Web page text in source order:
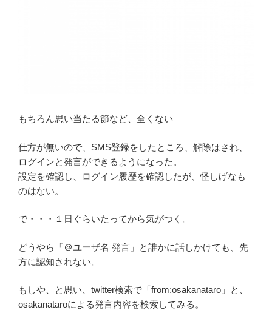
もちろん思い当たる節など、全くない
仕方が無いので、SMS登録をしたところ、解除はされ、
ログインと発言ができるようになった。
設定を確認し、ログイン履歴を確認したが、怪しげなも
のはない。
で・・・１日ぐらいたってから気がつく。
どうやら「＠ユーザ名 発言」と誰かに話しかけても、先
方に認知されない。
もしや、と思い、twitter検索で「from:osakanataro」と、
osakanataroによる発言内容を検索してみる。